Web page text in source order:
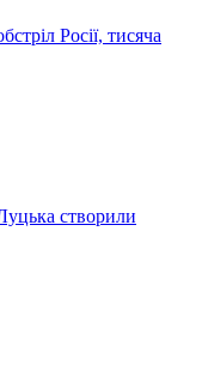
Росії, тисяча
створили